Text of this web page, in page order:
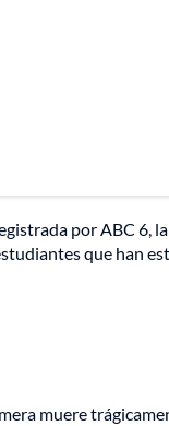
por ABC 6,
que han
muere